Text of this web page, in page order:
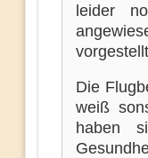
leider
Die
weiß
haben